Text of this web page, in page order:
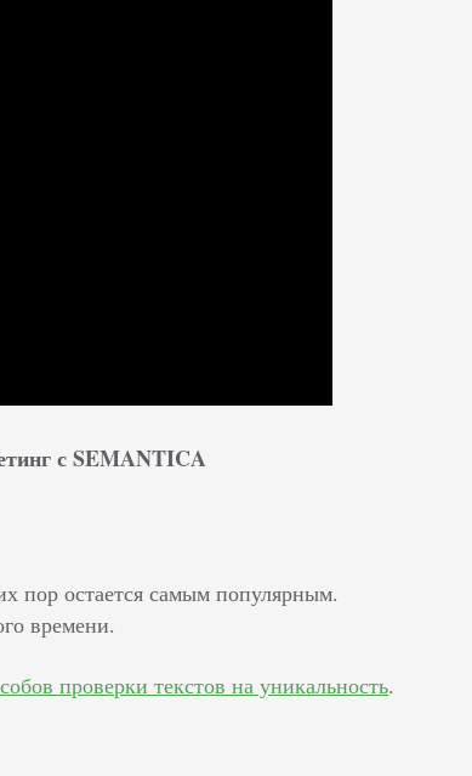
с SEMANTICA
пор остается самым популярным.
времени.
проверки текстов на уникальность.